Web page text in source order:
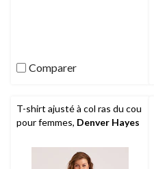
Comparer
T-shirt ajusté à col ras du cou
pour femmes, Denver Hayes